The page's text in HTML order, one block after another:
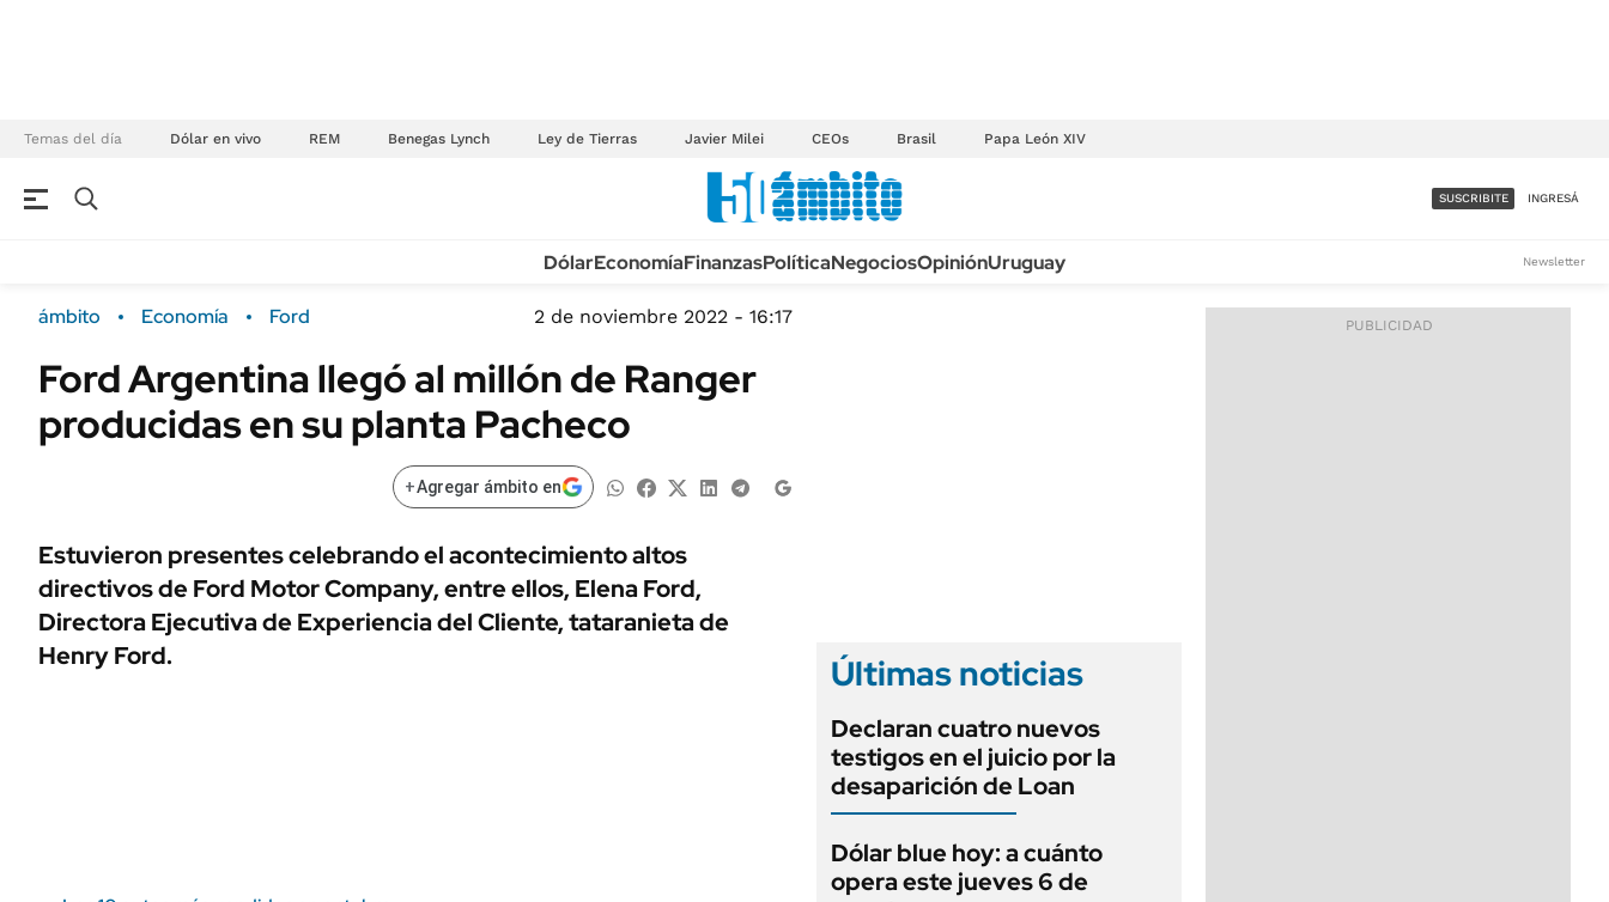
Temas del día Dólar en vivo REM Benegas Lynch Ley de Tierras Javier Milei CEOs Brasil Papa León XIV
Campo
FINANZAS
ÁMBITO DEBATE
MEDIAKIT AMBITO DEBATE
Sustentabilidad
Seguros
ENERGY REPORT
POLÍTICA
URUGUAY
TECNOLOGÍA
MÉXICO
MUNDO
INFORMACIÓN GENERAL
LIFESTYLE
AUTOS
ACCESO FULL - $1.800/MES
SUSCRIBITE INGRESÁ
DólarEconomíaFinanzasPolíticaNegociosOpiniónUruguay Newsletter
ámbito Economía Ford 2 de noviembre 2022 - 16:17
Ford Argentina llegó al millón de Ranger
producidas en su planta Pacheco
+Agregar ámbito en
Estuvieron presentes celebrando el acontecimiento altos
directivos de Ford Motor Company, entre ellos, Elena Ford,
Directora Ejecutiva de Experiencia del Cliente, tataranieta de
Henry Ford.
Últimas noticias
Declaran cuatro nuevos
testigos en el juicio por la
desaparición de Loan
Dólar blue hoy: a cuánto
opera este jueves 6 de